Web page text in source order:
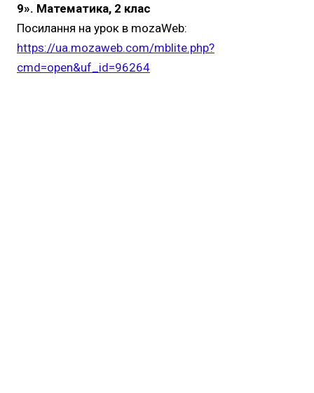
9». Математика, 2 клас
Посилання на урок в mozaWeb:
https://ua.mozaweb.com/mblite.php?
cmd=open&uf_id=96264